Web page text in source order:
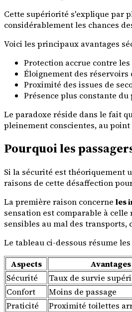
Cette supériorité s'explique par
considérablement les chances
Voici les principaux avantages
Protection accrue contre
Éloignement des
Proximité des issues de
Présence plus constante
Le paradoxe réside dans le fait
pleinement conscientes, au point
Pourquoi les
Si la sécurité est théoriquement
raisons de cette désaffection
La première raison concerne les
sensation est comparable à
sensibles au mal des transports,
Le tableau ci-dessous résume
Aspects
Avantages
Sécurité
Taux de survie
Confort
Moins de passage
Praticité
Proximité toilettes